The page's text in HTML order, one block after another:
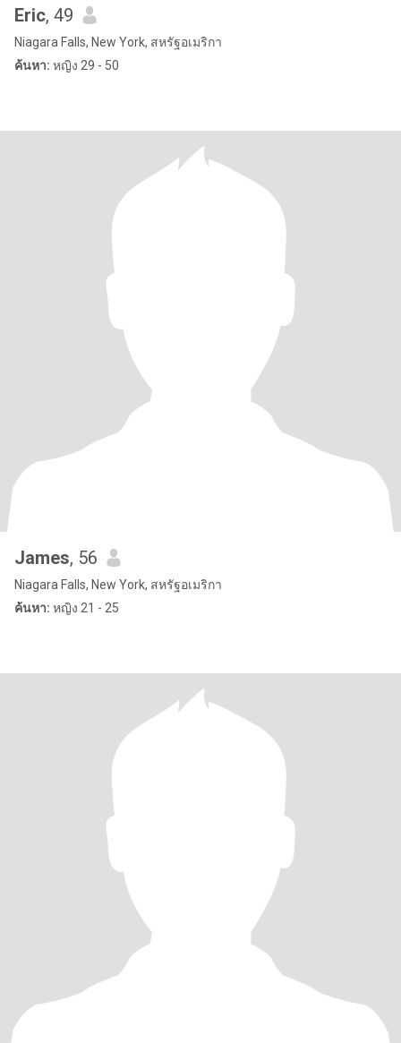
Eric, 49
Niagara Falls, New York, สหรัฐอเมริกา
ค้นหา: หญิง 29 - 50
James, 56
Niagara Falls, New York, สหรัฐอเมริกา
ค้นหา: หญิง 21 - 25